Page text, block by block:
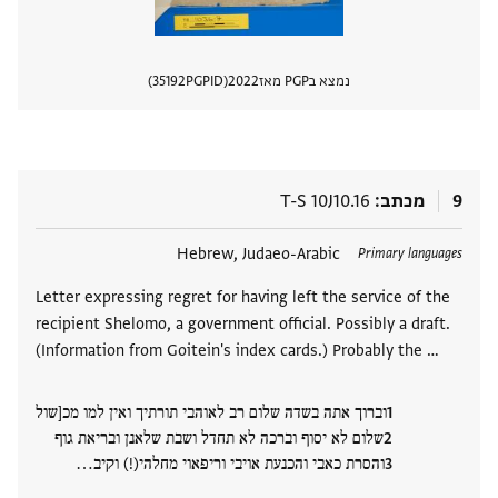
נמצא בPGP מאז 2022
PGPID
35192
9 מכתב T-S 10J10.16
Primary languages
Hebrew, Judaeo-Arabic
Letter expressing regret for having left the service of the
recipient Shelomo, a government official. Possibly a draft.
(Information from Goitein's index cards.) Probably the …
וברוך אתה בשדה שלום רב לאוהבי תורתיך ואין למו מכ[שול
שלום לא יסוף וברכה לא תחדל ושבת שלאנן ובריאת גוף
והסרת כאבי והכנעת אויבי וריפאוי מחלהי(!) וקיב‮…
תגים